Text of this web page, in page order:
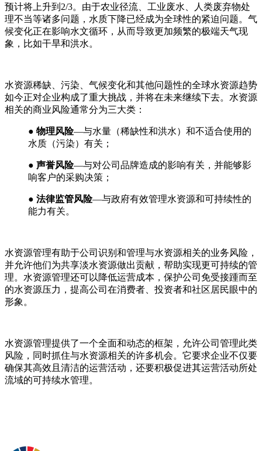
预计将上升到2/3。由于农业径流、工业废水、人类废弃物处
理不当等诸多问题，水质下降已经成为全球性的紧迫问题。气
候变化正在影响水文循环，从而导致更加频繁的极端天气现
象，比如干旱和洪水。
水资源稀缺、污染、气候变化和其他问题性的全球水资源趋势
如今正对企业构成了重大挑战，并将在未来继续下去。水资源
相关的商业风险通常分为三大类：
● 物理风险—与水量（稀缺性和洪水）和不适合使用的
水质（污染）有关；
● 声誉风险—与对公司品牌造成的影响有关，并能够影
响客户的采购决策；
● 法律监管风险—与政府有效管理水资源和可持续性的
能力有关。
水资源管理有助于公司识别和管理与水资源相关的业务风险，
并允许他们为共享淡水资源做出贡献，帮助实现更可持续的管
理。水资源管理还可以降低运营成本，保护公司免受接踵而至
的水资源压力，提高公司在消费者、投资者和社区居民眼中的
形象。
水资源管理提供了一个全面和动态的框架，允许公司管理此类
风险，同时抓住与水资源相关的许多机会。它要求企业不仅要
确保其高效且清洁的运营活动，还要积极促进其运营活动所处
流域的可持续水管理。